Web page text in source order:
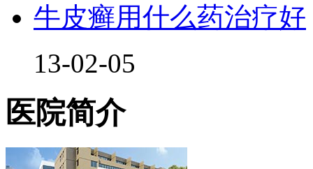
牛皮癣用什么药治疗好
13-02-05
医院简介